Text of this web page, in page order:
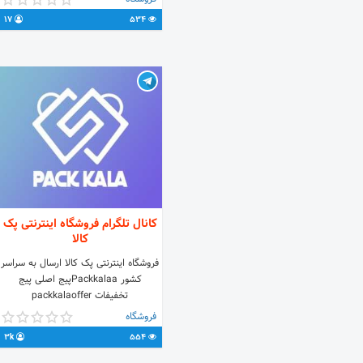
534
17
کانال تلگرام فروشگاه اینترنتی پک
کالا
فروشگاه اینترنتی پک کالا ارسال به سراسر
کشور Packkalaaپیج اصلی پیج
تخفیفات packkalaoffer
فروشگاه
554
3k